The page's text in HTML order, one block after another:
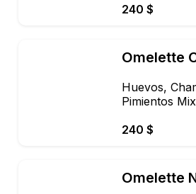
Fruta, Tortilla
240 $
Omelette
Huevos,
Pimientos
Pan
240 $
Omelette